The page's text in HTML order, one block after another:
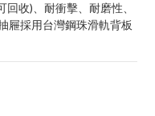
收)、耐衝擊、耐磨性、
屜採用台灣鋼珠滑軌背板